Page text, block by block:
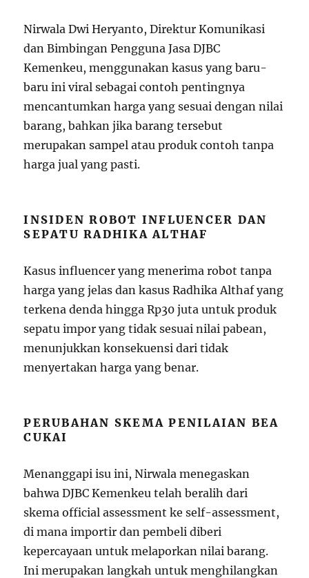
Nirwala Dwi Heryanto, Direktur Komunikasi
dan Bimbingan Pengguna Jasa DJBC
Kemenkeu, menggunakan kasus yang baru-
baru ini viral sebagai contoh pentingnya
mencantumkan harga yang sesuai dengan nilai
barang, bahkan jika barang tersebut
merupakan sampel atau produk contoh tanpa
harga jual yang pasti.
INSIDEN ROBOT INFLUENCER DAN
SEPATU RADHIKA ALTHAF
Kasus influencer yang menerima robot tanpa
harga yang jelas dan kasus Radhika Althaf yang
terkena denda hingga Rp30 juta untuk produk
sepatu impor yang tidak sesuai nilai pabean,
menunjukkan konsekuensi dari tidak
menyertakan harga yang benar.
PERUBAHAN SKEMA PENILAIAN BEA
CUKAI
Menanggapi isu ini, Nirwala menegaskan
bahwa DJBC Kemenkeu telah beralih dari
skema official assessment ke self-assessment,
di mana importir dan pembeli diberi
kepercayaan untuk melaporkan nilai barang.
Ini merupakan langkah untuk menghilangkan